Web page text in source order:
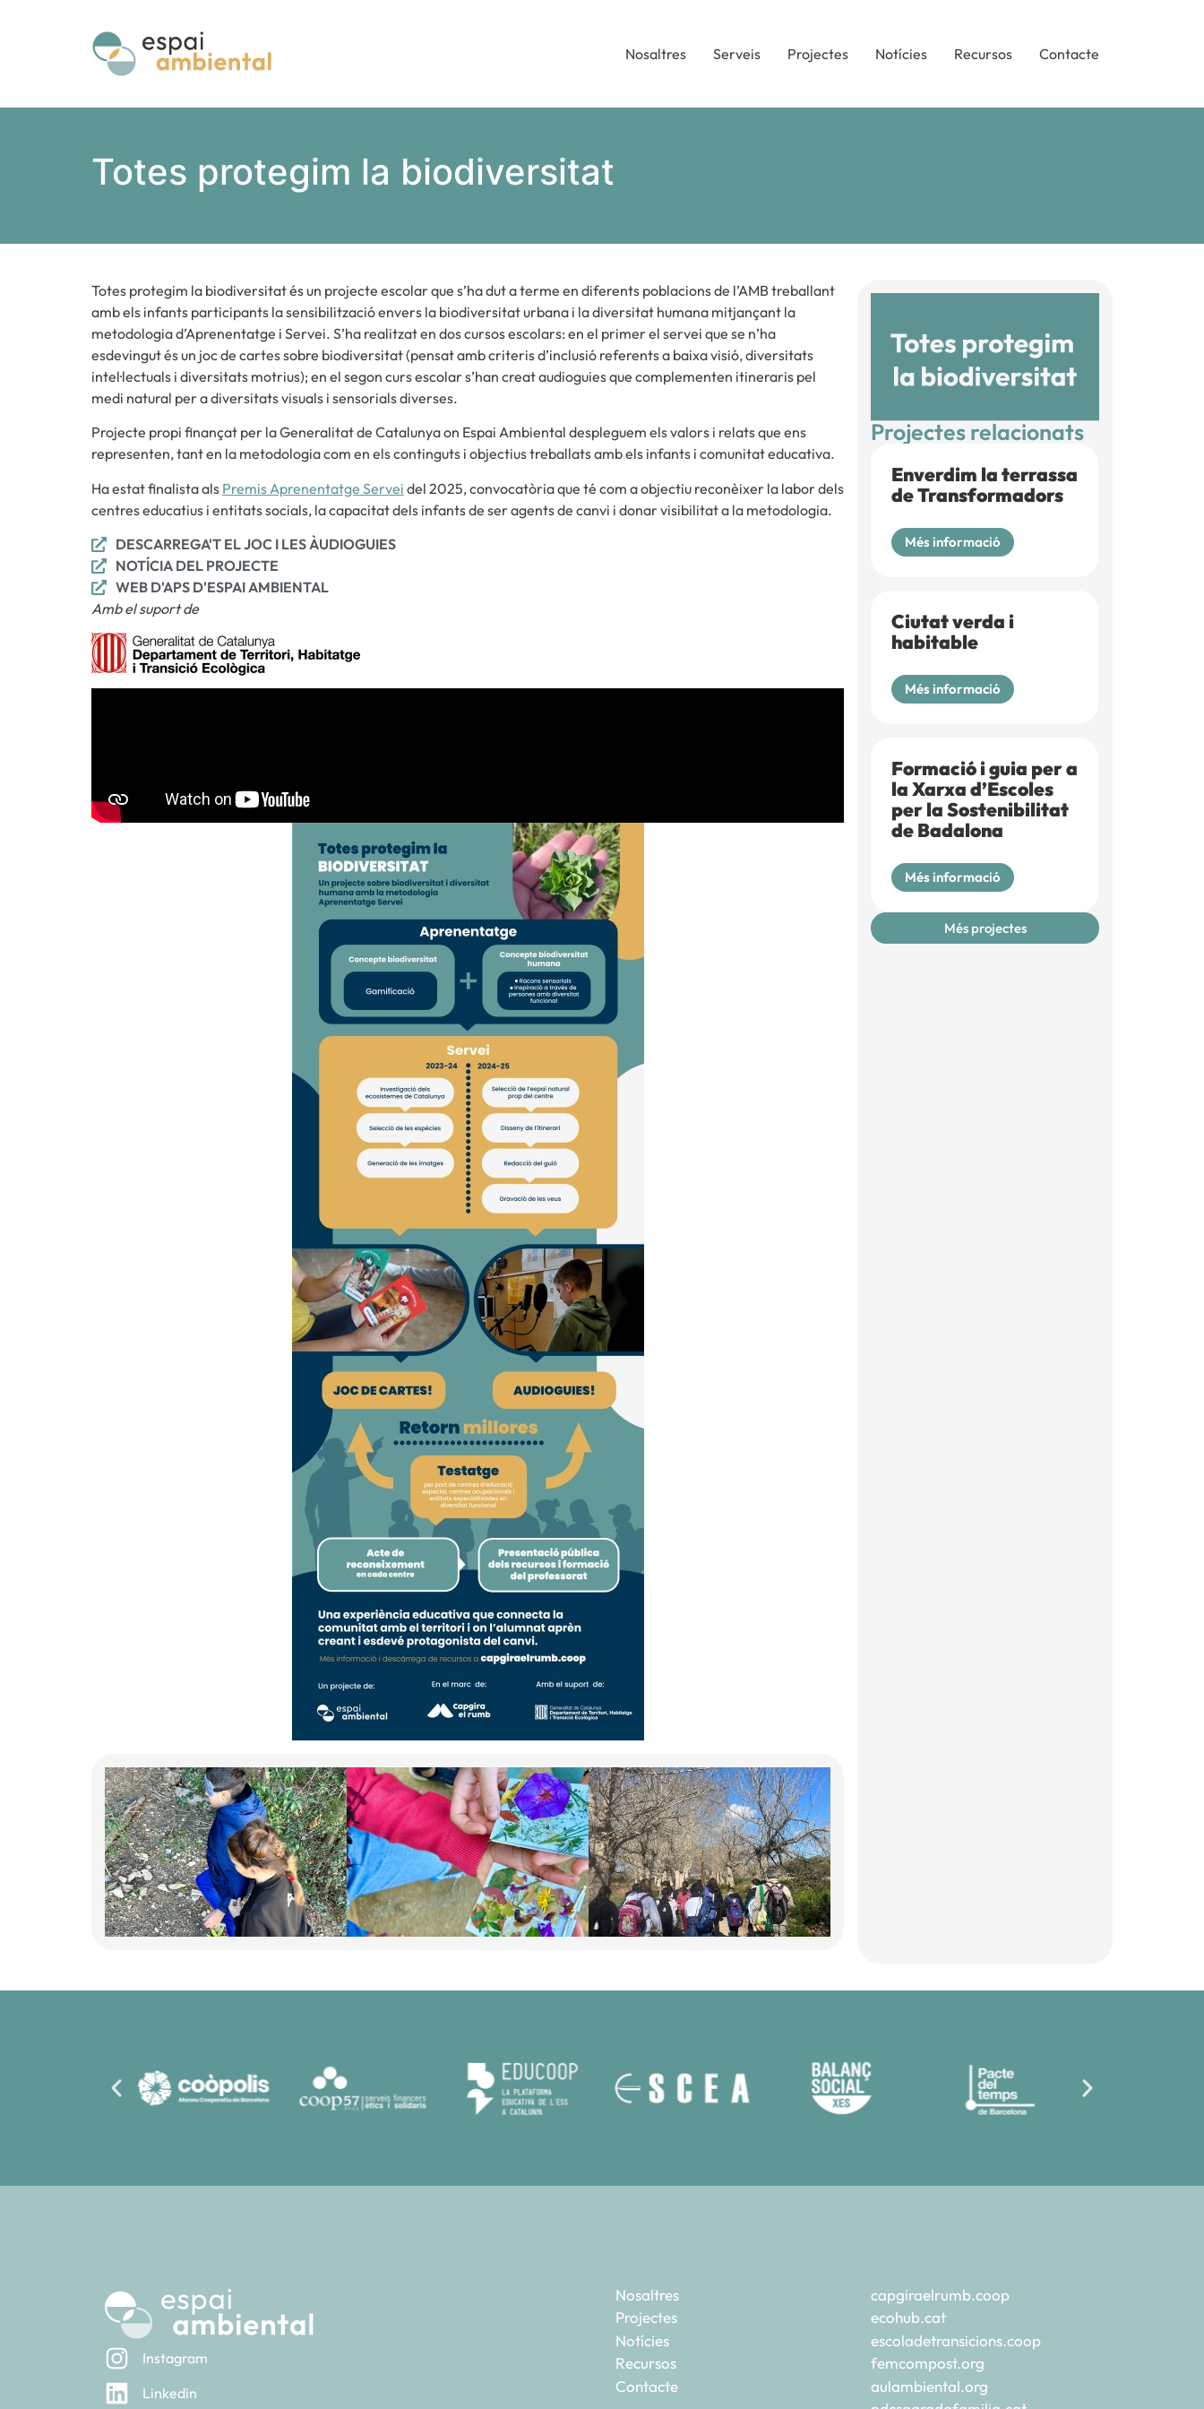
Nosaltres Serveis Projectes Notícies Recursos Contacte
Totes protegim la biodiversitat
Projectes relacionats
Enverdim la terrassa
de Transformadors
Més informació
Ciutat verda i
habitable
Més informació
Formació i guia per a
la Xarxa d’Escoles
per la Sostenibilitat
de Badalona
Més informació
Més projectes
Totes protegim la biodiversitat és un projecte escolar que s’ha dut a terme en diferents poblacions de l’AMB treballant
amb els infants participants la sensibilització envers la biodiversitat urbana i la diversitat humana mitjançant la
metodologia d’Aprenentatge i Servei. S’ha realitzat en dos cursos escolars: en el primer el servei que se n’ha
esdevingut és un joc de cartes sobre biodiversitat (pensat amb criteris d’inclusió referents a baixa visió, diversitats
intel·lectuals i diversitats motrius); en el segon curs escolar s’han creat audioguies que complementen itineraris pel
medi natural per a diversitats visuals i sensorials diverses.
Projecte propi finançat per la Generalitat de Catalunya on Espai Ambiental despleguem els valors i relats que ens
representen, tant en la metodologia com en els continguts i objectius treballats amb els infants i comunitat educativa.
Ha estat finalista als Premis Aprenentatge Servei del 2025, convocatòria que té com a objectiu reconèixer la labor dels
centres educatius i entitats socials, la capacitat dels infants de ser agents de canvi i donar visibilitat a la metodologia.
DESCARREGA'T EL JOC I LES ÀUDIOGUIES
NOTÍCIA DEL PROJECTE
WEB D'APS D'ESPAI AMBIENTAL
Amb el suport de
Instagram
Linkedin
Nosaltres
Projectes
Notícies
Recursos
Contacte
capgiraelrumb.coop
ecohub.cat
escoladetransicions.coop
femcompost.org
aulambiental.org